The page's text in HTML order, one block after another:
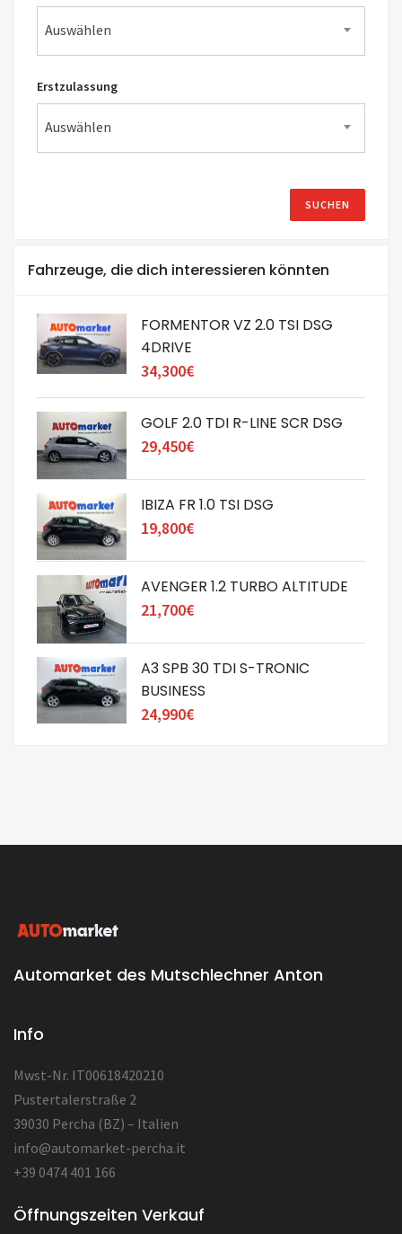
Auswählen
Erstzulassung
Auswählen
Fahrzeuge, die dich interessieren könnten
FORMENTOR VZ 2.0 TSI DSG
4DRIVE
34,300€
GOLF 2.0 TDI R-LINE SCR DSG
29,450€
IBIZA FR 1.0 TSI DSG
19,800€
AVENGER 1.2 TURBO ALTITUDE
21,700€
A3 SPB 30 TDI S-TRONIC
BUSINESS
24,990€
Automarket des Mutschlechner Anton
Info
Mwst-Nr. IT00618420210
Pustertalerstraße 2
39030 Percha (BZ) – Italien
info@automarket-percha.it
+39 0474 401 166
Öffnungszeiten Verkauf